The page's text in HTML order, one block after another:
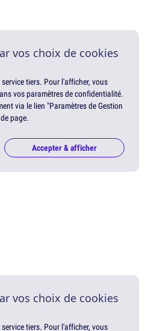
vos choix de cookies
tiers. Pour l'afficher, vous
vos paramètres de confidentialité.
via le lien "Paramètres de Gestion
page.
Accepter & afficher
vos choix de cookies
tiers. Pour l'afficher, vous